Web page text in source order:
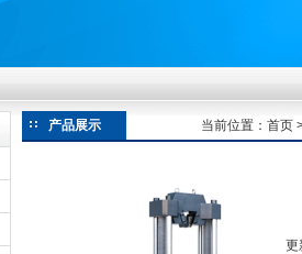
型指南：从额定扭矩到加载频率的工况适配逻辑
型指南：从额定扭矩到加载频率的工况适配逻辑
型指南：从额定扭矩到加载频率的工况适配逻辑
产品展示 当前位置： 首页
更